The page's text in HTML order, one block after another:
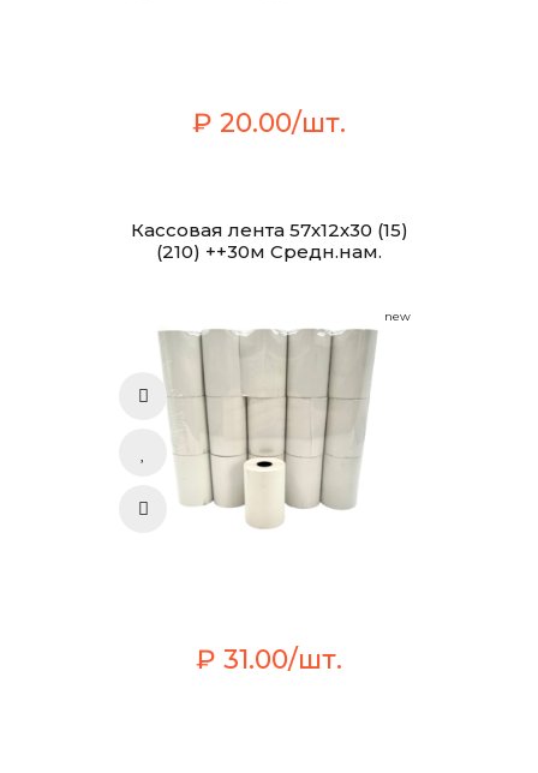
₽ 20.00/шт.
Кассовая лента 57х12х30 (15)
(210) ++30м Средн.нам.
new
₽ 31.00/шт.